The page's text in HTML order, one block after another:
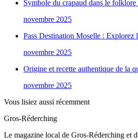
Symbole du crapaud dans le folklore
novembre 2025
Pass Destination Moselle : Explorez
novembre 2025
Origine et recette authentique de la
novembre 2025
Vous lisiez aussi récemment
Gros-Réderching
Le magazine local de Gros-Réderching et